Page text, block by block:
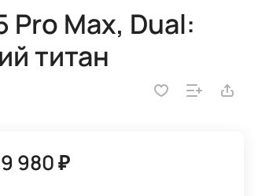
Max, Dual:
титан
980 ₽